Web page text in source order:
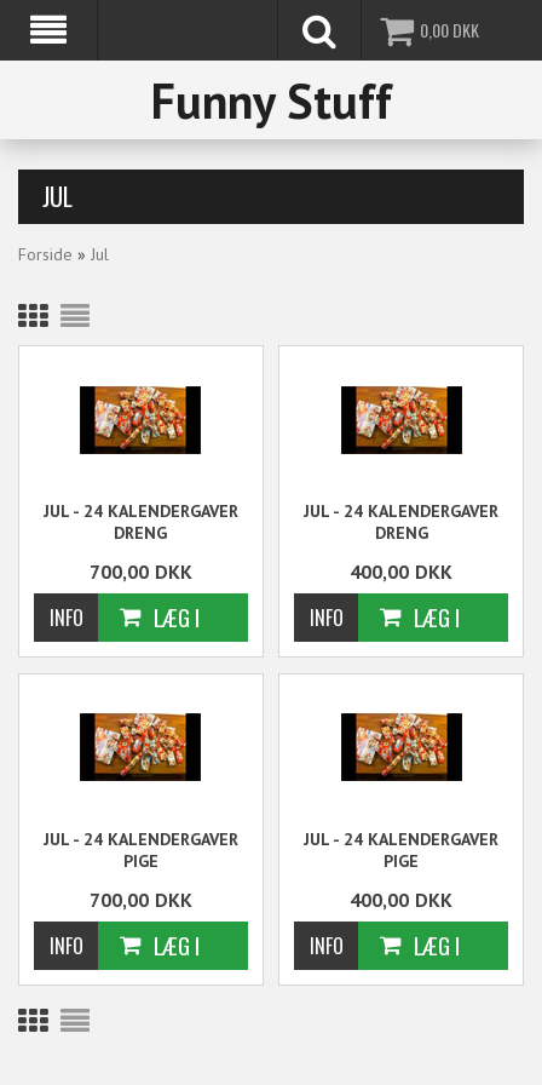
0,00DKK
Funny Stuff
JUL
Forside » Jul
JUL - 24 KALENDERGAVER
DRENG
700,00 DKK
JUL - 24 KALENDERGAVER
DRENG
400,00 DKK
JUL - 24 KALENDERGAVER
PIGE
700,00 DKK
JUL - 24 KALENDERGAVER
PIGE
400,00 DKK